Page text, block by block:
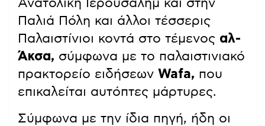
Ανατολική Ιερουσαλήμ και στην
Παλιά Πόλη και άλλοι τέσσερις
Παλαιστίνιοι κοντά στο τέμενος αλ-
Άκσα, σύμφωνα με το παλαιστινιακό
πρακτορείο ειδήσεων Wafa, που
επικαλείται αυτόπτες μάρτυρες.
Σύμφωνα με την ίδια πηγή, ήδη οι